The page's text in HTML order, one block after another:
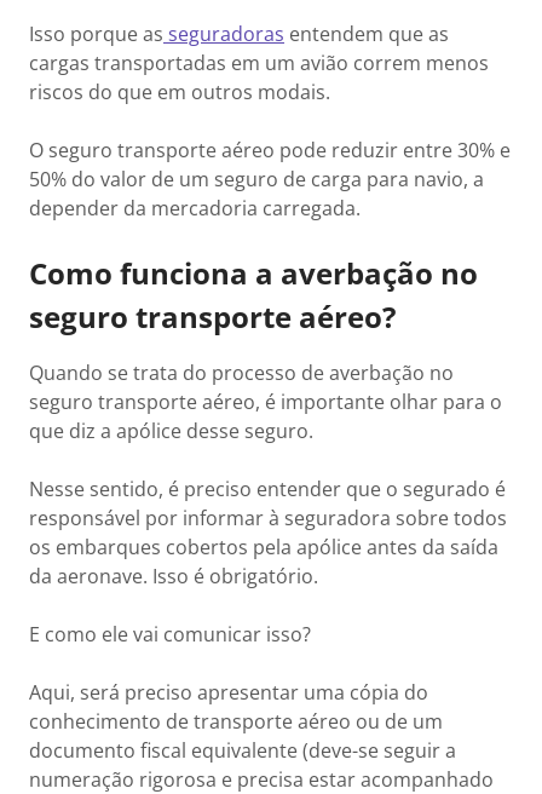
Isso porque as seguradoras entendem que as
cargas transportadas em um avião correm menos
riscos do que em outros modais.
O seguro transporte aéreo pode reduzir entre 30% e
50% do valor de um seguro de carga para navio, a
depender da mercadoria carregada.
Como funciona a averbação no
seguro transporte aéreo?
Quando se trata do processo de averbação no
seguro transporte aéreo, é importante olhar para o
que diz a apólice desse seguro.
Nesse sentido, é preciso entender que o segurado é
responsável por informar à seguradora sobre todos
os embarques cobertos pela apólice antes da saída
da aeronave. Isso é obrigatório.
E como ele vai comunicar isso?
Aqui, será preciso apresentar uma cópia do
conhecimento de transporte aéreo ou de um
documento fiscal equivalente (deve-se seguir a
numeração rigorosa e precisa estar acompanhado